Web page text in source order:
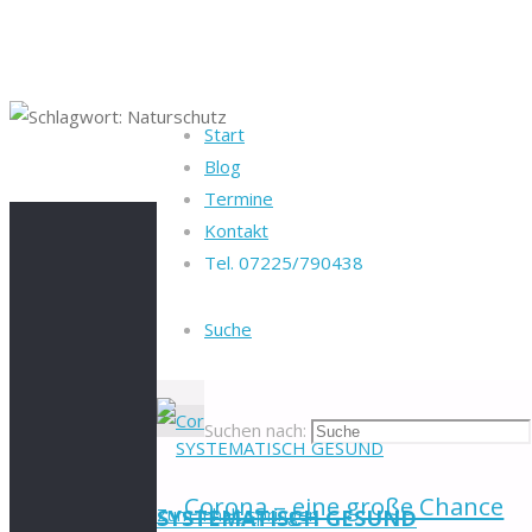
Start
Blog
Termine
Kontakt
Tel. 07225/790438
Suche
Suchen nach:
SYSTEMATISCH GESUND
Zum Inhalt springen
Startseite
Schlagwort:
Corona – eine große Chance